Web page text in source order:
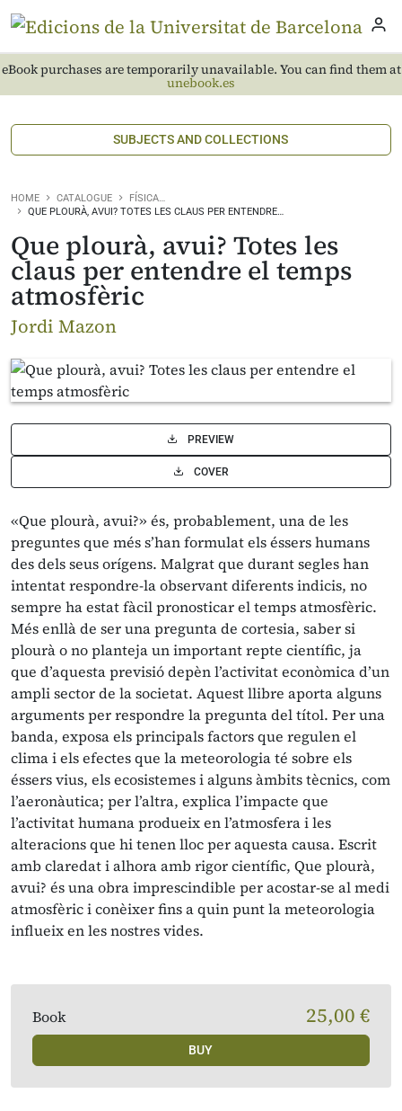
eBook purchases are temporarily unavailable. You can find them at
unebook.es
SUBJECTS AND COLLECTIONS
HOME CATALOGUE
FÍSICA…
QUE PLOURÀ, AVUI? TOTES LES CLAUS PER ENTENDRE…
Que plourà, avui? Totes les
claus per entendre el temps
atmosfèric
Jordi Mazon
PREVIEW
COVER
«Que plourà, avui?» és, probablement, una de les
preguntes que més s’han formulat els éssers humans
des dels seus orígens. Malgrat que durant segles han
intentat respondre-la observant diferents indicis, no
sempre ha estat fàcil pronosticar el temps atmosfèric.
Més enllà de ser una pregunta de cortesia, saber si
plourà o no planteja un important repte científic, ja
que d’aquesta previsió depèn l’activitat econòmica d’un
ampli sector de la societat. Aquest llibre aporta alguns
arguments per respondre la pregunta del títol. Per una
banda, exposa els principals factors que regulen el
clima i els efectes que la meteorologia té sobre els
éssers vius, els ecosistemes i alguns àmbits tècnics, com
l’aeronàutica; per l’altra, explica l’impacte que
l’activitat humana produeix en l’atmosfera i les
alteracions que hi tenen lloc per aquesta causa. Escrit
amb claredat i alhora amb rigor científic, Que plourà,
avui? és una obra imprescindible per acostar-se al medi
atmosfèric i conèixer fins a quin punt la meteorologia
influeix en les nostres vides.
Book 25,00 €
BUY